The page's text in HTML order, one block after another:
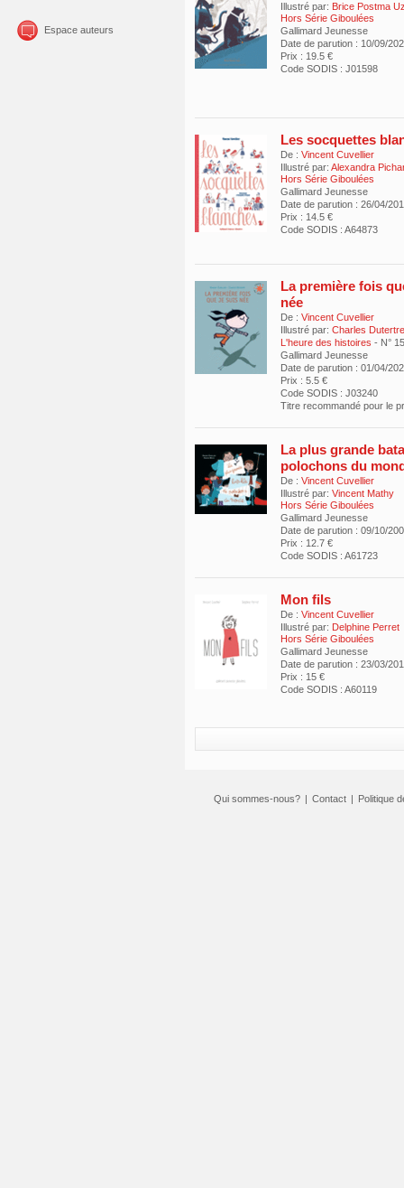
Espace auteurs
Illustré par: Brice Postma
Hors Série Giboulées
Gallimard Jeunesse
Date de parution : 10/09/
Prix : 19.5 €
Code SODIS : J01598
Les socquettes
De : Vincent Cuvellier
Illustré par: Alexandra
Hors Série Giboulées
Gallimard Jeunesse
Date de parution : 26/04/
Prix : 14.5 €
Code SODIS : A64873
La première fois
née
De : Vincent Cuvellier
Illustré par: Charles Dutertre
L'heure des histoires - N° 15
Gallimard Jeunesse
Date de parution : 01/04/
Prix : 5.5 €
Code SODIS : J03240
Titre recommandé pour le
La plus grande
polochons du
De : Vincent Cuvellier
Illustré par: Vincent Mathy
Hors Série Giboulées
Gallimard Jeunesse
Date de parution : 09/10/
Prix : 12.7 €
Code SODIS : A61723
Mon fils
De : Vincent Cuvellier
Illustré par: Delphine Perret
Hors Série Giboulées
Gallimard Jeunesse
Date de parution : 23/03/
Prix : 15 €
Code SODIS : A60119
Qui sommes-nous? | Contact | Politique